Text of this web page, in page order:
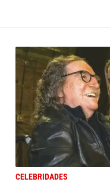
CELEBRIDADES